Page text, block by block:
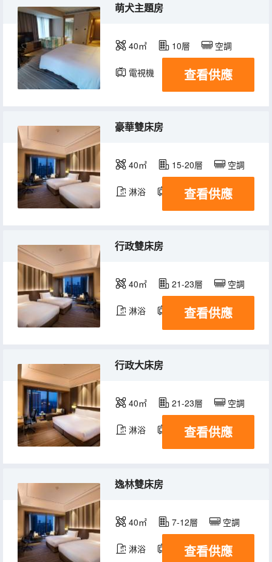
萌犬主題房
40㎡ 10層 空調
電視機 冰箱
查看供應
豪華雙床房
40㎡ 15-20層 空調
淋浴 電視機 冰箱
查看供應
行政雙床房
40㎡ 21-23層 空調
淋浴 電視機 冰箱
查看供應
行政大床房
40㎡ 21-23層 空調
淋浴 電視機 冰箱
查看供應
逸林雙床房
40㎡ 7-12層 空調
淋浴 電視機 冰箱
查看供應